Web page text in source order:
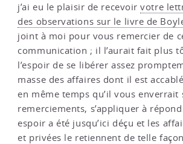
j’ai eu le plaisir de recevoirvotre
des observations sur le livre de
joint à moi pour vous remercier de
communication ; il l’aurait fait plus
l’espoir de se libérer assez
masse des affaires dont il est
en même temps qu’il vous enverrait
remerciements, s’appliquer à
espoir a été jusqu’ici déçu et les
et privées le retiennent de telle